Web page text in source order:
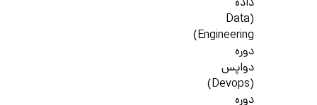
داده
(Data
Engineering)
دوره
دواپس
(Devops)
دوره